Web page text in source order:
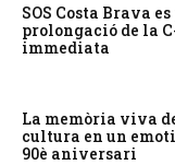
SOS Costa Brava
prolongació de la
immediata
La memòria viva
cultura en un
90è aniversari